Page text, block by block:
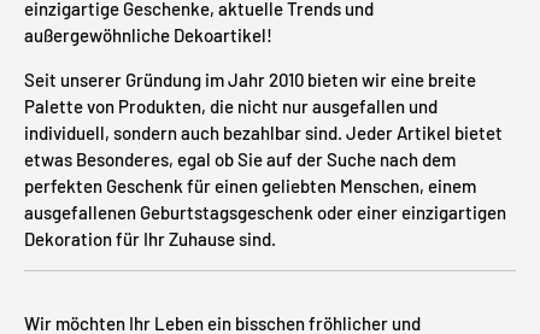
einzigartige Geschenke, aktuelle Trends und
außergewöhnliche Dekoartikel!
Seit unserer Gründung im Jahr 2010 bieten wir eine breite
Palette von Produkten, die nicht nur ausgefallen und
individuell, sondern auch bezahlbar sind. Jeder Artikel bietet
etwas Besonderes, egal ob Sie auf der Suche nach dem
perfekten Geschenk für einen geliebten Menschen, einem
ausgefallenen Geburtstagsgeschenk oder einer einzigartigen
Dekoration für Ihr Zuhause sind.
Wir möchten Ihr Leben ein bisschen fröhlicher und